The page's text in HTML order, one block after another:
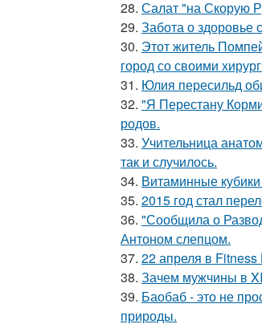
28. Салат "на Скорую
29. Забота о здоровье
30. Этот житель
город со своими
31. Юлия пересильд
32. "Я Перестану
родов.
33. Учительница
так и случилось.
34. Витаминные
35. 2015 год стал
36. "Сообщила о
Антоном слепцом.
37. 22 апреля в
38. Зачем мужчины в
39. Баобаб - это не
природы.